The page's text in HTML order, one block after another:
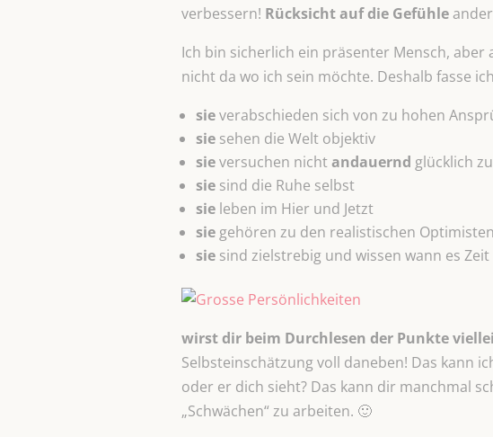
verbessern! Rücksicht auf die Gefühle
Ich bin sicherlich ein präsenter Mensch, aber
nicht da wo ich sein möchte. Deshalb fasse
sieverabschieden sich von zu hohen
siesehen die Welt objektiv
sieversuchen nichtandauernd glücklich
siesind die Ruhe selbst
sieleben im Hier und Jetzt
siegehören zu den realistischen Optimisten
siesind zielstrebig und wissen wann es
wirst dir beim Durchlesen der Punkte
Selbsteinschätzung voll daneben! Das kann
oder er dich sieht? Das kann dir manchmal
„Schwächen“ zu arbeiten. 🙂